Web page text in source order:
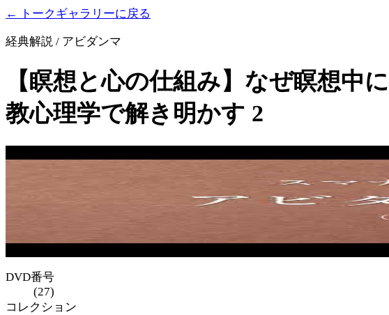
← トークギャラリーに戻る
経典解説 / アビダンマ
【瞑想と心の仕組み】なぜ瞑想中
教心理学で解き明かす 2
DVD番号
(27)
コレクション